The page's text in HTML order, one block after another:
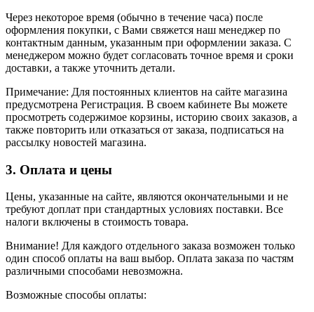
Через некоторое время (обычно в течение часа) после
оформления покупки, с Вами свяжется наш менеджер по
контактным данным, указанным при оформлении заказа. С
менеджером можно будет согласовать точное время и сроки
доставки, а также уточнить детали.
Примечание: Для постоянных клиентов на сайте магазина
предусмотрена Регистрация. В своем кабинете Вы можете
просмотреть содержимое корзины, историю своих заказов, а
также повторить или отказаться от заказа, подписаться на
рассылку новостей магазина.
3. Оплата и цены
Цены, указанные на сайте, являются окончательными и не
требуют доплат при стандартных условиях поставки. Все
налоги включены в стоимость товара.
Внимание! Для каждого отдельного заказа возможен только
один способ оплаты на ваш выбор. Оплата заказа по частям
различными способами невозможна.
Возможные способы оплаты: